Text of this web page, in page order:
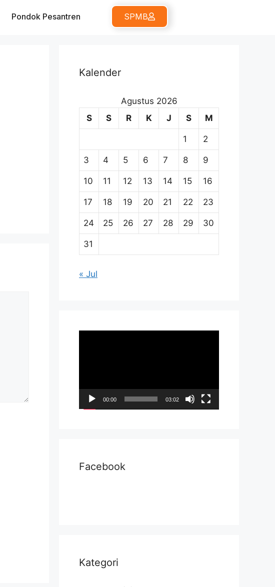
Pondok Pesantren SPMB
Kalender
Agustus 2026
S
S R K J S M
1 2
3 4 5 6 7 8 9
10 11 12 13 14 15 16
17 18 19 20 21 22 23
24 25 26 27 28 29 30
31
« Jul
00:00 03:02
Facebook
Kategori